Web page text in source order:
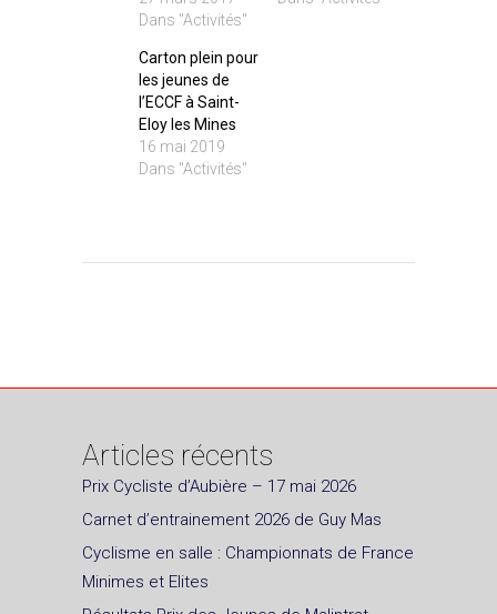
Dans "Activités"
Carton plein pour
les jeunes de
l’ECCF à Saint-
Eloy les Mines
16 mai 2019
Dans "Activités"
Articles récents
Prix Cycliste d’Aubière – 17 mai 2026
Carnet d’entrainement 2026 de Guy Mas
Cyclisme en salle : Championnats de France
Minimes et Elites